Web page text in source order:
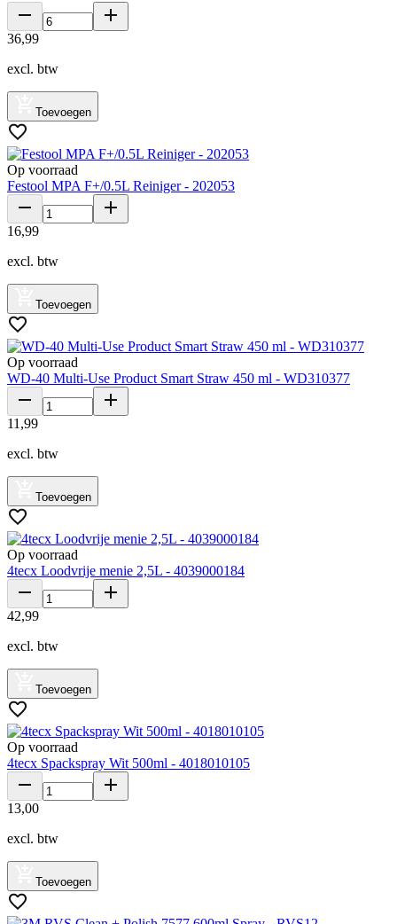
36,99
excl. btw
Toevoegen
Op voorraad
Festool MPA F+/0.5L Reiniger - 202053
16,99
excl. btw
Toevoegen
Op voorraad
WD-40 Multi-Use Product Smart Straw 450 ml - WD310377
11 ,99
excl. btw
Toevoegen
Op voorraad
4tecx Loodvrije menie 2,5L - 4039000184
42,99
excl. btw
Toevoegen
Op voorraad
4tecx Spackspray Wit 500ml - 4018010105
13,00
excl. btw
Toevoegen